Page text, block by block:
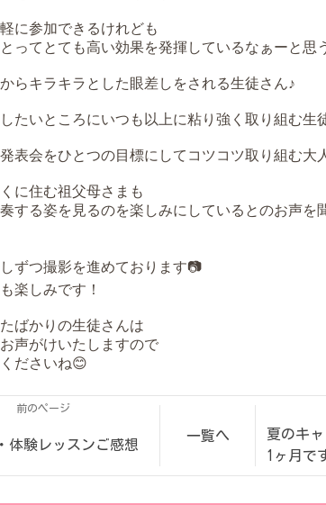
に参加できるけれども
ってとても高い効果を発揮しているなぁーと思
らキラキラとした眼差しをされる生徒さん♪
たいところにいつも以上に粘り強く取り組む生
表会をひとつの目標にしてコツコツ取り組む大
に住む祖父母さまも
する姿を見るのを楽しみにしているとのお声を
ずつ撮影を進めております📷
楽しみです！
ばかりの生徒さんは
声がけいたしますので
ださいね😊
前のページ
体験レッスンご感想
一覧へ
夏のキ
1ヶ月で